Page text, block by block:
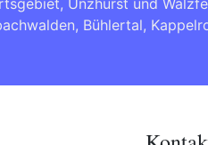
, Bühlertal,